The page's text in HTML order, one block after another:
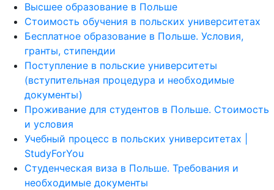
Высшее образование в Польше
Стоимость обучения в польских университетах
Бесплатное образование в Польше. Условия,
гранты, стипендии
Поступление в польские университеты
(вступительная процедура и необходимые
документы)
Проживание для студентов в Польше. Стоимость
и условия
Учебный процесс в польских университетах |
StudyForYou
Студенческая виза в Польше. Требования и
необходимые документы